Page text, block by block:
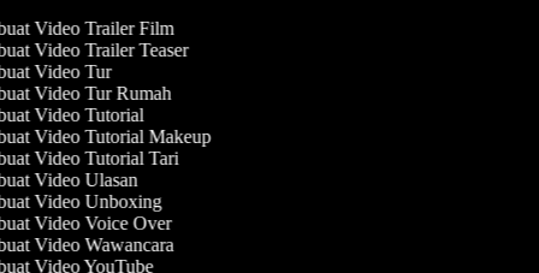
Video Trailer Film
Video Trailer Teaser
Video Tur
Video Tur Rumah
Video Tutorial
Video Tutorial Makeup
Video Tutorial Tari
Video Ulasan
Video Unboxing
Video Voice Over
Video Wawancara
Video YouTube